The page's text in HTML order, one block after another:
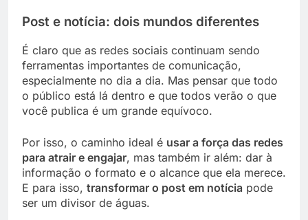
Post e notícia: dois mundos diferentes
É claro que as redes sociais continuam sendo
ferramentas importantes de comunicação,
especialmente no dia a dia. Mas pensar que todo
o público está lá dentro e que todos verão o que
você publica é um grande equívoco.
Por isso, o caminho ideal é usar a força das redes
para atrair e engajar, mas também ir além: dar à
informação o formato e o alcance que ela merece.
E para isso, transformar o post em notícia pode
ser um divisor de águas.